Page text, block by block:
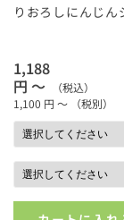
りおろしにんじん
1,188
円 ～
（税込）
1,100 円 ～ （税別）